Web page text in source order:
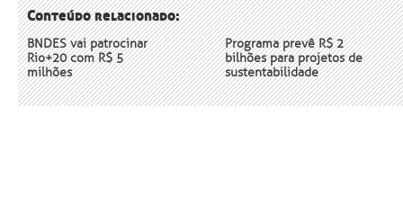
Conteúdo relacionado:
BNDES vai patrocinar
Rio+20 com R$ 5
milhões
Programa prevê R$ 2
bilhões para projetos de
sustentabilidade